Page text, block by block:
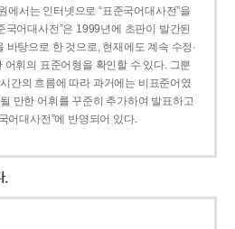
에서는 인터넷으로 “표준국어대사전”을
국어대사전”은 1999년에 초판이 발간된
바탕으로 한 것으로, 현재에도 계속 수정·
어휘의 표준어형을 확인할 수 있다. 그뿐
간의 흐름에 따라 과거에는 비표준어였
만한 어휘를 꾸준히 추가하여 발표하고
어대사전”에 반영되어 있다.
.